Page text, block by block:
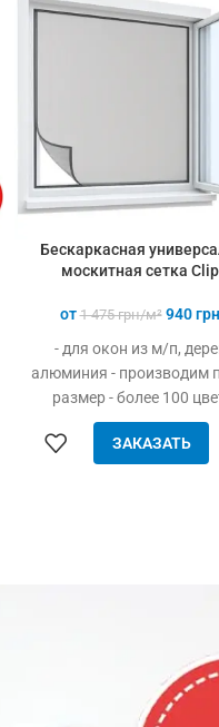
Бескаркасная
москитная сетка
от 1 475грн/м² 940
- для окон из м/п,
алюминия - производим
размер - более 100
просто устанавливается
одевается и снимается -
ЗАКАЗАТЬ